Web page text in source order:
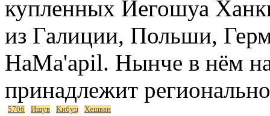
купленных Иегошуа
из Галиции, Польши,
HaMa'apil. Нынче в нём
принадлежит
5706 Ишув Кибуц Хешван